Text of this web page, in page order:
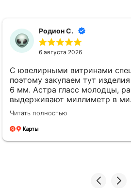
Родион С.
6 августа 2026
С ювелирными витринами
поэтому закупаем тут
6 мм. Астра гласс молодцы,
выдерживают миллиметр в
идеально полированная.
всегда на связи. Будем
Читать полностью